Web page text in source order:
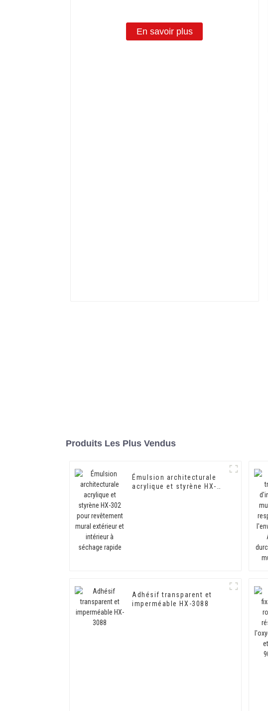
En savoir plus
Produits Les Plus Vendus
Émulsion architecturale
acrylique et styrène HX-
Adhésif transparent et
imperméable HX-3088